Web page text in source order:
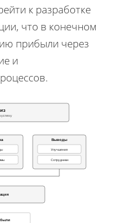
к разработке
что в конечном
прибыли через
и
успеху
Выводы
Улучшения
Сотрудники